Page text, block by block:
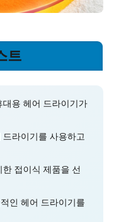
트
용 헤어 드라이기가
라이기를 사용하고
접이식 제품을 선
인 헤어 드라이기를